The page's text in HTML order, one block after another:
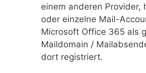
einem anderen Provider,
oder einzelne Mail-
Microsoft Office 365 als
Maildomain /
dort registriert.